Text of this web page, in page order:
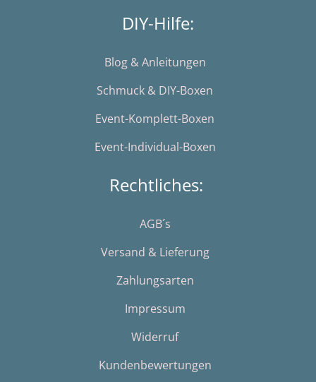
DIY-Hilfe:
Blog & Anleitungen
Schmuck & DIY-Boxen
Event-Komplett-Boxen
Event-Individual-Boxen
Rechtliches:
AGB´s
Versand & Lieferung
Zahlungsarten
Impressum
Widerruf
Kundenbewertungen